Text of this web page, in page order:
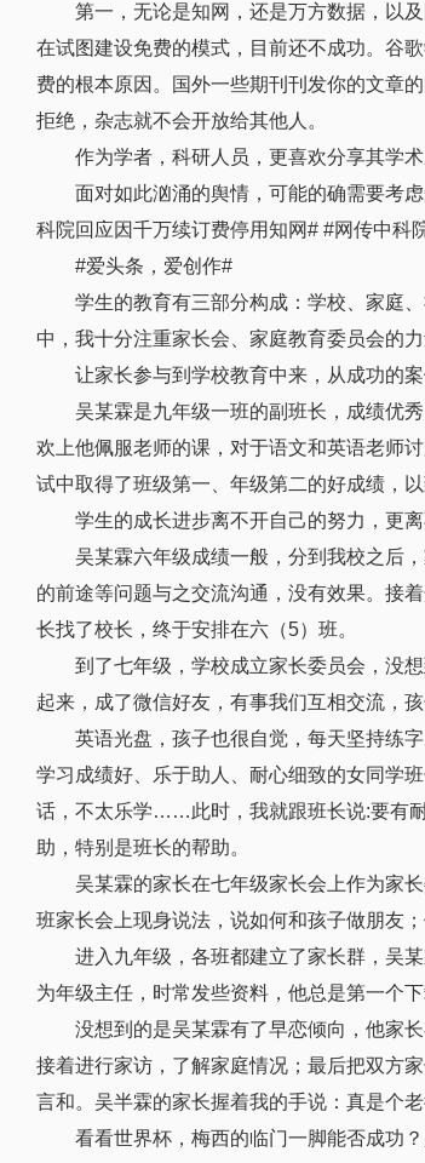
第一，无论是知网，还是万方数据，以
在试图建设免费的模式，目前还不成功。谷
费的根本原因。国外一些期刊刊发你的文章
拒绝，杂志就不会开放给其他人。
作为学者，科研人员，更喜欢分享其学
面对如此汹涌的舆情，可能的确需要考
科院回应因千万续订费停用知网# #网传中科
#爱头条，爱创作#
学生的教育有三部分构成：学校、家庭
中，我十分注重家长会、家庭教育委员会的
让家长参与到学校教育中来，从成功的
吴某霖是九年级一班的副班长，成绩优
欢上他佩服老师的课，对于语文和英语老师
试中取得了班级第一、年级第二的好成绩，
学生的成长进步离不开自己的努力，更
吴某霖六年级成绩一般，分到我校之后
的前途等问题与之交流沟通，没有效果。接
长找了校长，终于安排在六（5）班。
到了七年级，学校成立家长委员会，没
起来，成了微信好友，有事我们互相交流，
英语光盘，孩子也很自觉，每天坚持练
学习成绩好、乐于助人、耐心细致的女同学
话，不太乐学……此时，我就跟班长说:要有
助，特别是班长的帮助。
吴某霖的家长在七年级家长会上作为家
班家长会上现身说法，说如何和孩子做朋友
进入九年级，各班都建立了家长群，吴
为年级主任，时常发些资料，他总是第一个
没想到的是吴某霖有了早恋倾向，他家
接着进行家访，了解家庭情况；最后把双方
言和。吴半霖的家长握着我的手说：真是个老
看看世界杯，梅西的临门一脚能否成功